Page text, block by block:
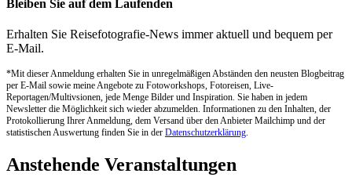
Bleiben Sie auf dem Laufenden
Erhalten Sie Reisefotografie-News immer aktuell und bequem per
E-Mail.
*Mit dieser Anmeldung erhalten Sie in unregelmäßigen Abständen den neusten Blogbeitrag
per E-Mail sowie meine Angebote zu Fotoworkshops, Fotoreisen, Live-
Reportagen/Multivsionen, jede Menge Bilder und Inspiration. Sie haben in jedem
Newsletter die Möglichkeit sich wieder abzumelden. Informationen zu den Inhalten, der
Protokollierung Ihrer Anmeldung, dem Versand über den Anbieter Mailchimp und der
statistischen Auswertung finden Sie in der Datenschutzerklärung.
Anstehende Veranstaltungen